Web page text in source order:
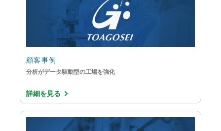
顧客事例
分析がデータ駆動型の工場を強化
詳細を見る